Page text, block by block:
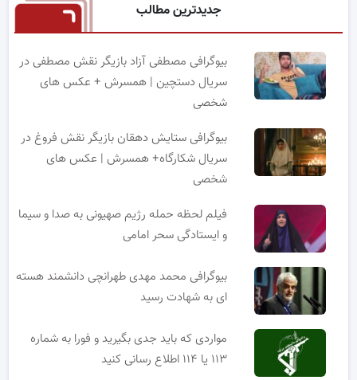
جدیدترین مطالب
بیوگرافی مصطفی آزاد بازیگر نقش مصطفی در
سریال دستچین | همسرش + عکس های
شخصی
بیوگرافی ستایش دهقان بازیگر نقش فروغ در
سریال شکارگاه+ همسرش | عکس های
شخصی
فیلم لحظه حمله رژیم صهیونی به صدا و سیما
و ایستادگی سحر امامی
بیوگرافی محمد مهدی طهرانچی دانشمند هسته
ای به شهادت رسید
مواردی که باید جدی بگیرید و فورا به شماره
۱۱۳ یا ۱۱۴ اطلاع رسانی کنید